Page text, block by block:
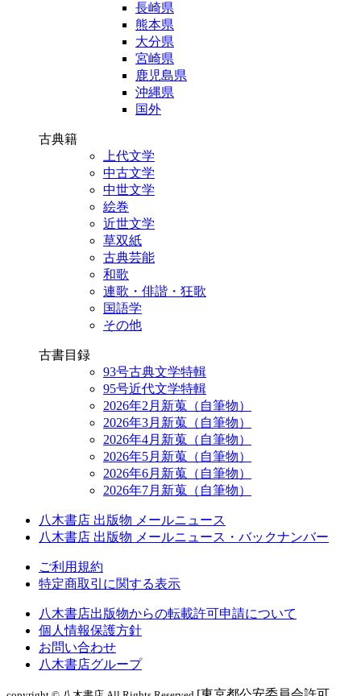
長崎県
熊本県
大分県
宮崎県
鹿児島県
沖縄県
国外
古典籍
上代文学
中古文学
中世文学
絵巻
近世文学
草双紙
古典芸能
和歌
連歌・俳諧・狂歌
国語学
その他
古書目録
93号古典文学特輯
95号近代文学特輯
2026年2月新蒐（自筆物）
2026年3月新蒐（自筆物）
2026年4月新蒐（自筆物）
2026年5月新蒐（自筆物）
2026年6月新蒐（自筆物）
2026年7月新蒐（自筆物）
八木書店 出版物 メールニュース
八木書店 出版物 メールニュース・バックナンバー
ご利用規約
特定商取引に関する表示
八木書店出版物からの転載許可申請について
個人情報保護方針
お問い合わせ
八木書店グループ